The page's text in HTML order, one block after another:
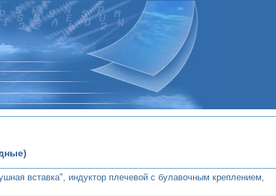
вставка", индуктор плечевой с булавочным креплением,